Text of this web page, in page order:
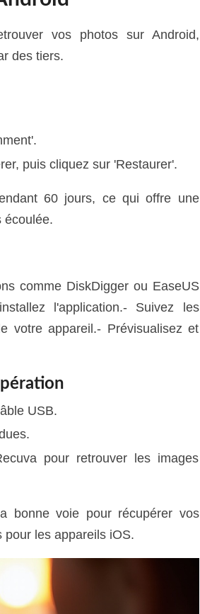
vos photos sur Android,
des tiers.
puis cliquez sur 'Restaurer'.
60 jours, ce qui offre une
écoulée.
comme DiskDigger ou EaseUS
l'application.- Suivez les
votre appareil.- Prévisualisez et
USB.
pour retrouver les images
bonne voie pour récupérer vos
les appareils iOS.